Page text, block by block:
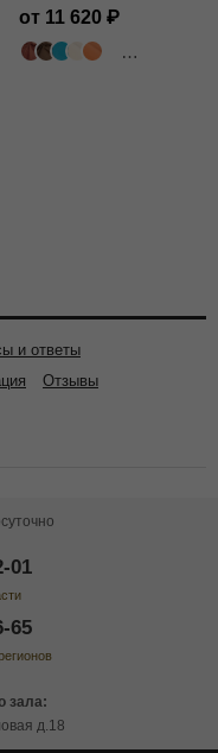
от 11 620
502 цвета
и ответы
Отзывы
01
65
зала:
д.18